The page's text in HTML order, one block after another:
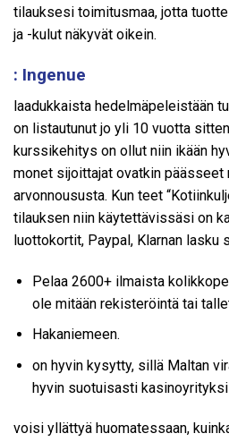
tilauksesi toimitusmaa, jotta
ja -kulut näkyvät oikein.
: Ingenue
laadukkaista hedelmäpeleistään
on listautunut jo yli 10 vuotta
kurssikehitys on ollut niin ikään
monet sijoittajat ovatkin päässeet
arvonnoususta. Kun teet
tilauksen niin käytettävissäsi on
luottokortit, Paypal, Klarnan lasku
Pelaa 2600+ ilmaista
ole mitään rekisteröintä tai
Hakaniemeen.
on hyvin kysytty, sillä Maltan
hyvin suotuisasti
voisi yllättyä huomatessaan,